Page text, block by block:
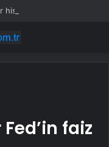
hisselerini yükseltti
faiz